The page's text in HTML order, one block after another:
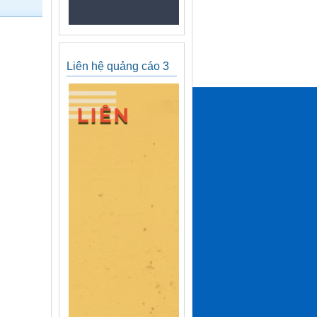
Liên hệ quảng cáo 3